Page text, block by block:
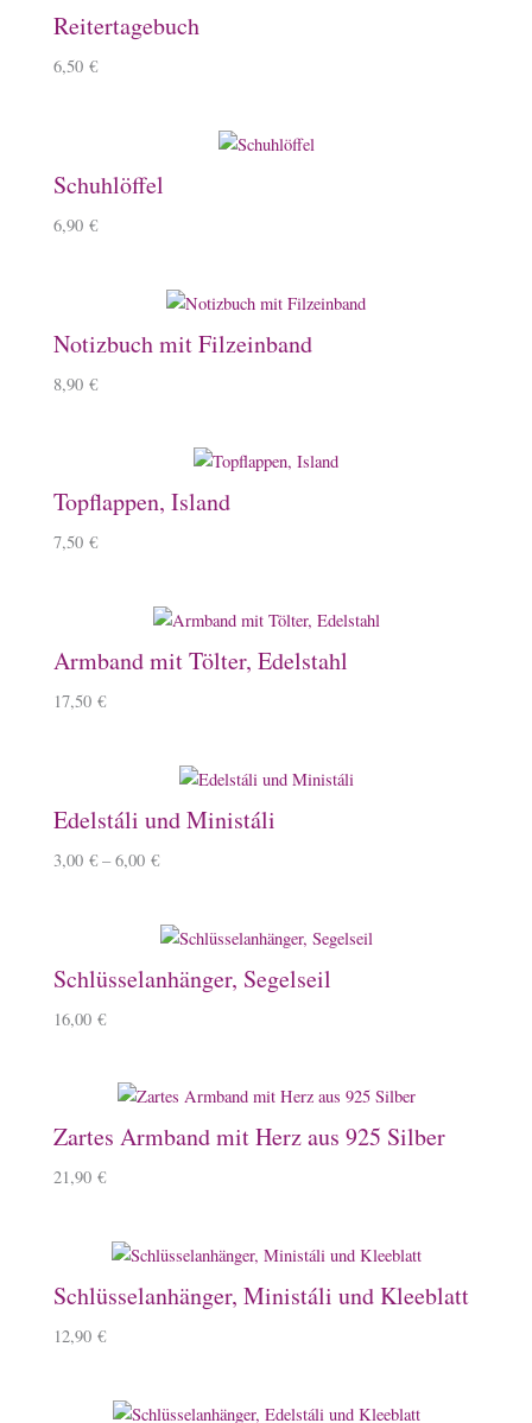
Reitertagebuch
6,50 €
Schuhlöffel
6,90 €
Notizbuch mit Filzeinband
8,90 €
Topflappen, Island
7,50 €
Armband mit Tölter, Edelstahl
17,50 €
Edelstáli und Ministáli
3,00 € –6,00 €
Schlüsselanhänger, Segelseil
16,00 €
Zartes Armband mit Herz aus 925 Silber
21,90 €
Schlüsselanhänger, Ministáli und Kleeblatt
12,90 €